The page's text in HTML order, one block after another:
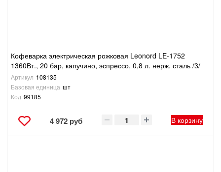
Кофеварка электрическая рожковая Leonord LE-1752
1360Вт., 20 бар, капучино, эспрессо, 0,8 л. нерж. сталь /3/
Артикул 108135
Базовая единица шт
Код 99185
4 972 руб В корзину